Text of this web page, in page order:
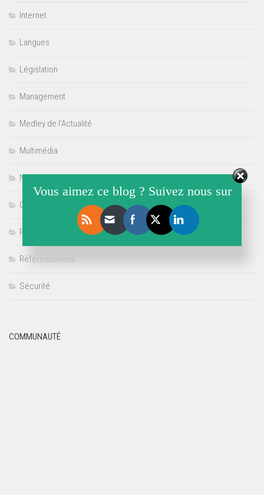
Internet
Langues
Législation
Management
Medley de l'Actualité
Multimédia
Non classé
Offre de Stage
Politique
Référencement
Sécurité
COMMUNAUTÉ
Vous aimez ce blog ? Suivez nous sur